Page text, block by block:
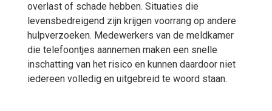
overlast of schade hebben. Situaties die
levensbedreigend zijn krijgen voorrang op andere
hulpverzoeken. Medewerkers van de meldkamer
die telefoontjes aannemen maken een snelle
inschatting van het risico en kunnen daardoor niet
iedereen volledig en uitgebreid te woord staan.